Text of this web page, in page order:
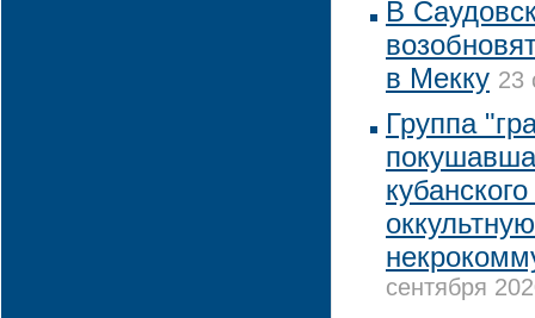
В
в Мекку 23
Группа
сентября